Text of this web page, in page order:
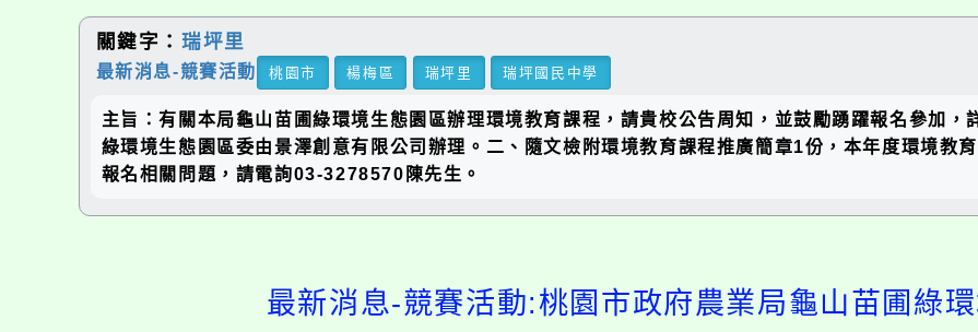
關鍵字： 瑞坪里
最新消息-競賽活動 桃園市 楊梅區 瑞坪里 瑞坪國民中學
主旨：有關本局龜山苗圃綠環境生態園區辦理環境教育課程，請貴校公告周知，並鼓勵踴躍報名參加
綠環境生態園區委由景澤創意有限公司辦理。二、隨文檢附環境教育課程推廣簡章1份，本年度環境教
報名相關問題，請電詢03-3278570陳先生。
最新消息-競賽活動:桃園市政府農業局龜山苗圃綠